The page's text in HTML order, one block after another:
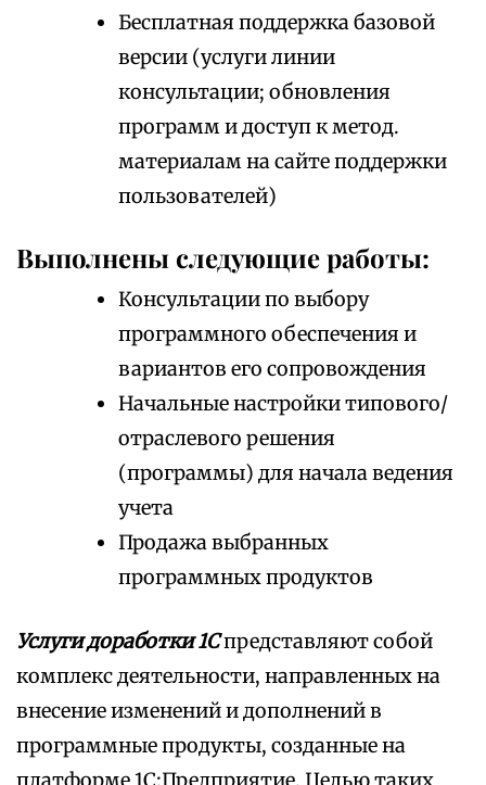
Бесплатная поддержка базовой
версии (услуги линии
консультации; обновления
программ и доступ к метод.
материалам на сайте поддержки
пользователей)
Выполнены следующие работы:
Консультации по выбору
программного обеспечения и
вариантов его сопровождения
Начальные настройки типового/
отраслевого решения
(программы) для начала ведения
учета
Продажа выбранных
программных продуктов
Услуги доработки 1Спредставляют собой
комплекс деятельности, направленных на
внесение изменений и дополнений в
программные продукты, созданные на